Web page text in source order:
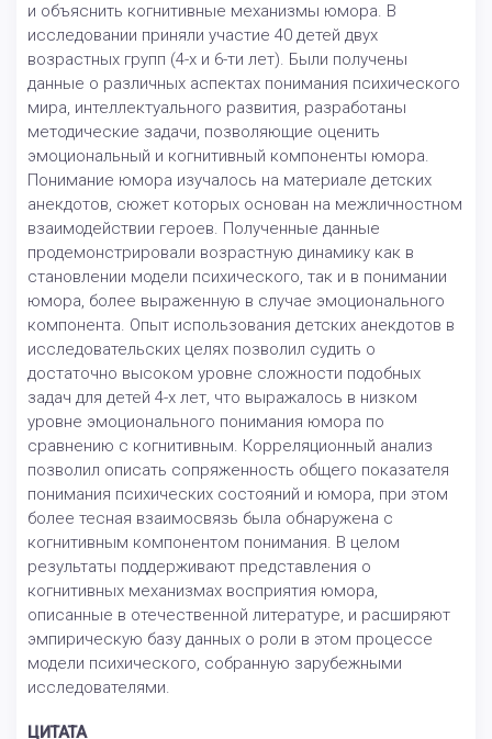
и объяснить когнитивные механизмы юмора. В
исследовании приняли участие 40 детей двух
возрастных групп (4-х и 6-ти лет). Были получены
данные о различных аспектах понимания психического
мира, интеллектуального развития, разработаны
методические задачи, позволяющие оценить
эмоциональный и когнитивный компоненты юмора.
Понимание юмора изучалось на материале детских
анекдотов, сюжет которых основан на межличностном
взаимодействии героев. Полученные данные
продемонстрировали возрастную динамику как в
становлении модели психического, так и в понимании
юмора, более выраженную в случае эмоционального
компонента. Опыт использования детских анекдотов в
исследовательских целях позволил судить о
достаточно высоком уровне сложности подобных
задач для детей 4-х лет, что выражалось в низком
уровне эмоционального понимания юмора по
сравнению с когнитивным. Корреляционный анализ
позволил описать сопряженность общего показателя
понимания психических состояний и юмора, при этом
более тесная взаимосвязь была обнаружена с
когнитивным компонентом понимания. В целом
результаты поддерживают представления о
когнитивных механизмах восприятия юмора,
описанные в отечественной литературе, и расширяют
эмпирическую базу данных о роли в этом процессе
модели психического, собранную зарубежными
исследователями.
ЦИТАТА